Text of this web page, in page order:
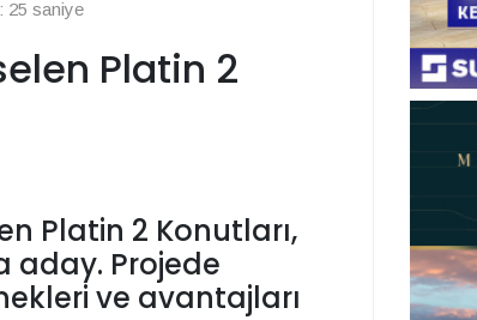
25 saniye
Platin 2
Platin 2 Konutları,
aday. Projede
ve avantajları